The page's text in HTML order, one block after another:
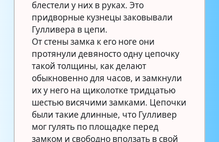
блестели у них в руках. Это
придворные кузнецы заковывали
Гулливера в цепи.
От стены замка к его ноге они
протянули девяносто одну цепочку
такой толщины, как делают
обыкновенно для часов, и замкнули
их у него на щиколотке тридцатью
шестью висячими замками. Цепочки
были такие длинные, что Гулливер
мог гулять по площадке перед
замком и свободно вползать в свой